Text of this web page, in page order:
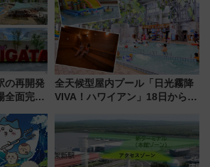
の再開発
全面完成
で徹底
全天候型屋内プール「日光霧降
VIVA！ハワイアン」18日から営
ァミリーから大人まで幅広い世
代が一日中楽しる夏のリゾート
を楽しんで